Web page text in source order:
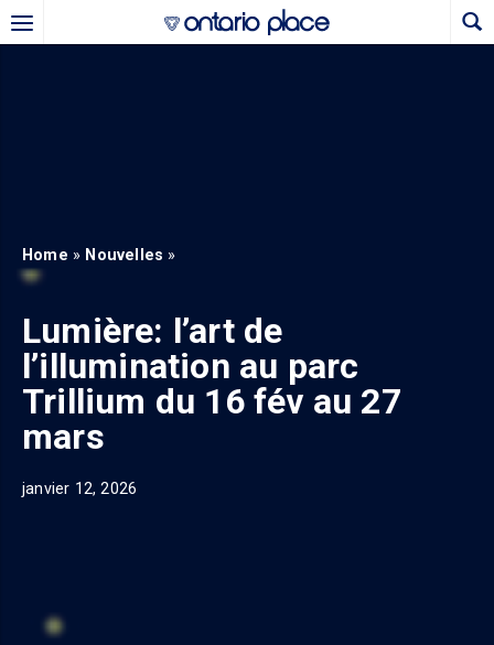
Skip to main content
Home » Nouvelles »
Lumière: l’art de
l’illumination au parc
Trillium du 16 fév au 27
mars
janvier 12, 2026